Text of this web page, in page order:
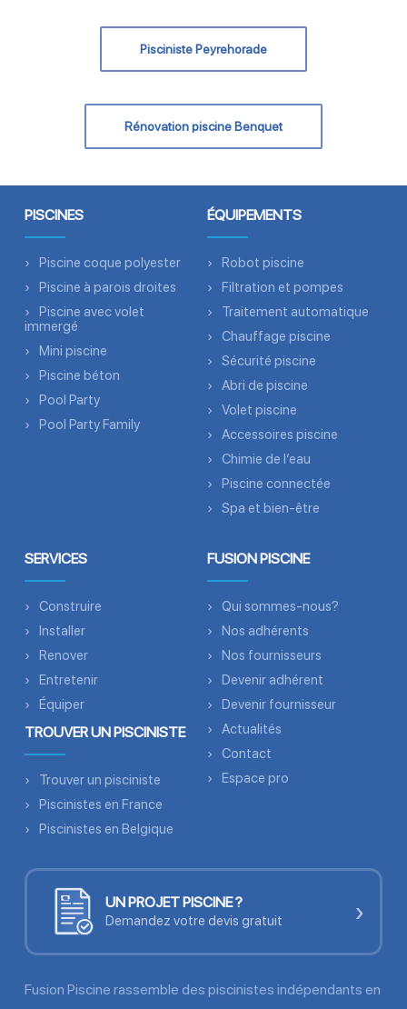
Pisciniste Peyrehorade
Rénovation piscine Benquet
PISCINES
Piscine coque polyester
Piscine à parois droites
Piscine avec volet
immergé
Mini piscine
Piscine béton
Pool Party
Pool Party Family
ÉQUIPEMENTS
Robot piscine
Filtration et pompes
Traitement automatique
Chauffage piscine
Sécurité piscine
Abri de piscine
Volet piscine
Accessoires piscine
Chimie de l’eau
Piscine connectée
Spa et bien-être
SERVICES
Construire
Installer
Renover
Entretenir
Équiper
TROUVER UN PISCINISTE
Trouver un pisciniste
Piscinistes en France
Piscinistes en Belgique
FUSION PISCINE
Qui sommes-nous?
Nos adhérents
Nos fournisseurs
Devenir adhérent
Devenir fournisseur
Actualités
Contact
Espace pro
UN PROJET PISCINE ?
Demandez votre devis gratuit ›
Fusion Piscine rassemble des piscinistes indépendants en